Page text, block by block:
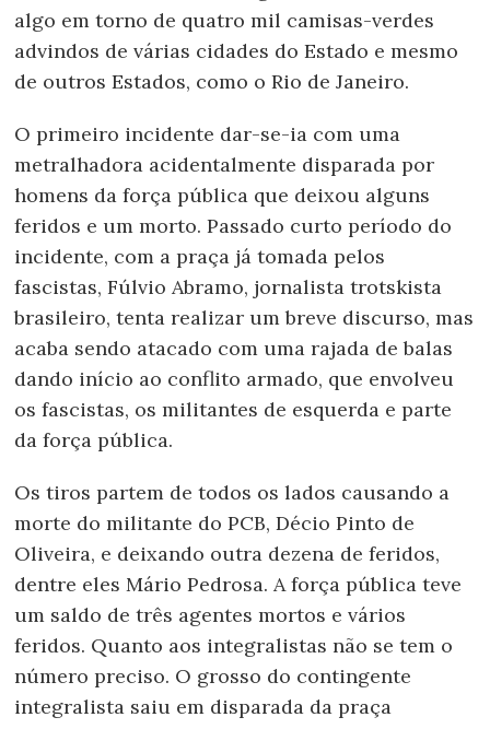
algo em torno de quatro mil camisas-verdes
advindos de várias cidades do Estado e mesmo
de outros Estados, como o Rio de Janeiro.
O primeiro incidente dar-se-ia com uma
metralhadora acidentalmente disparada por
homens da força pública que deixou alguns
feridos e um morto. Passado curto período do
incidente, com a praça já tomada pelos
fascistas, Fúlvio Abramo, jornalista trotskista
brasileiro, tenta realizar um breve discurso, mas
acaba sendo atacado com uma rajada de balas
dando início ao conflito armado, que envolveu
os fascistas, os militantes de esquerda e parte
da força pública.
Os tiros partem de todos os lados causando a
morte do militante do PCB, Décio Pinto de
Oliveira, e deixando outra dezena de feridos,
dentre eles Mário Pedrosa. A força pública teve
um saldo de três agentes mortos e vários
feridos. Quanto aos integralistas não se tem o
número preciso. O grosso do contingente
integralista saiu em disparada da praça